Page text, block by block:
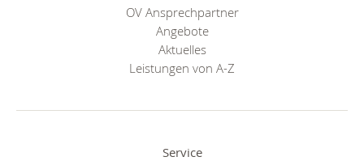
OV Ansprechpartner
Angebote
Aktuelles
Leistungen von A-Z
Service